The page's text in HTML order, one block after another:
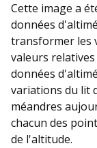
Cette image a
données
transformer les
valeurs
données
variations du lit
méandres
chacun des
de l'altitude.